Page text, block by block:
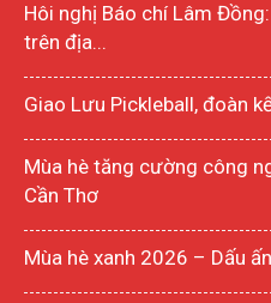
Hôi nghị Báo chí Lâm
trên địa...
Giao Lưu Pickleball, đoàn
Mùa hè tăng cường công
Cần Thơ
Mùa hè xanh 2026 – Dấu